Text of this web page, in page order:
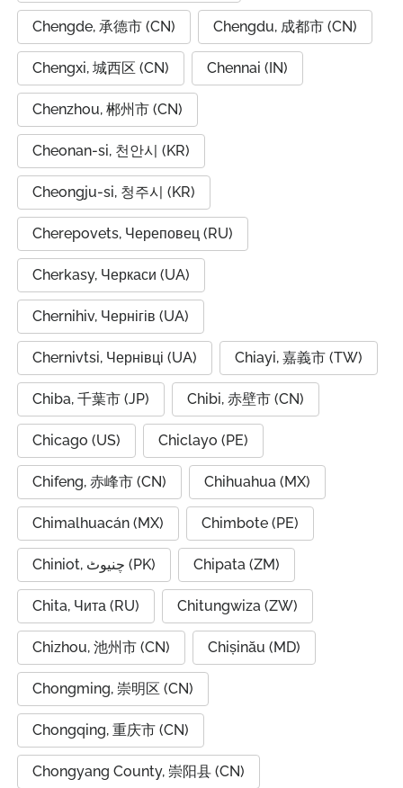
Chengde, 承德市 (CN) Chengdu, 成都市 (CN)
Chengxi, 城西区 (CN) Chennai (IN)
Chenzhou, 郴州市 (CN)
Cheonan-si, 천안시 (KR)
Cheongju-si, 청주시 (KR)
Cherepovets, Череповец (RU)
Cherkasy, Черкаси (UA)
Chernihiv, Чернігів (UA)
Chernivtsi, Чернівці (UA) Chiayi, 嘉義市 (TW)
Chiba, 千葉市 (JP) Chibi, 赤壁市 (CN)
Chicago (US) Chiclayo (PE)
Chifeng, 赤峰市 (CN) Chihuahua (MX)
Chimalhuacán (MX) Chimbote (PE)
Chiniot, چنیوٹ (PK) Chipata (ZM)
Chita, Чита (RU) Chitungwiza (ZW)
Chizhou, 池州市 (CN) Chișinău (MD)
Chongming, 崇明区 (CN)
Chongqing, 重庆市 (CN)
Chongyang County, 崇阳县 (CN)